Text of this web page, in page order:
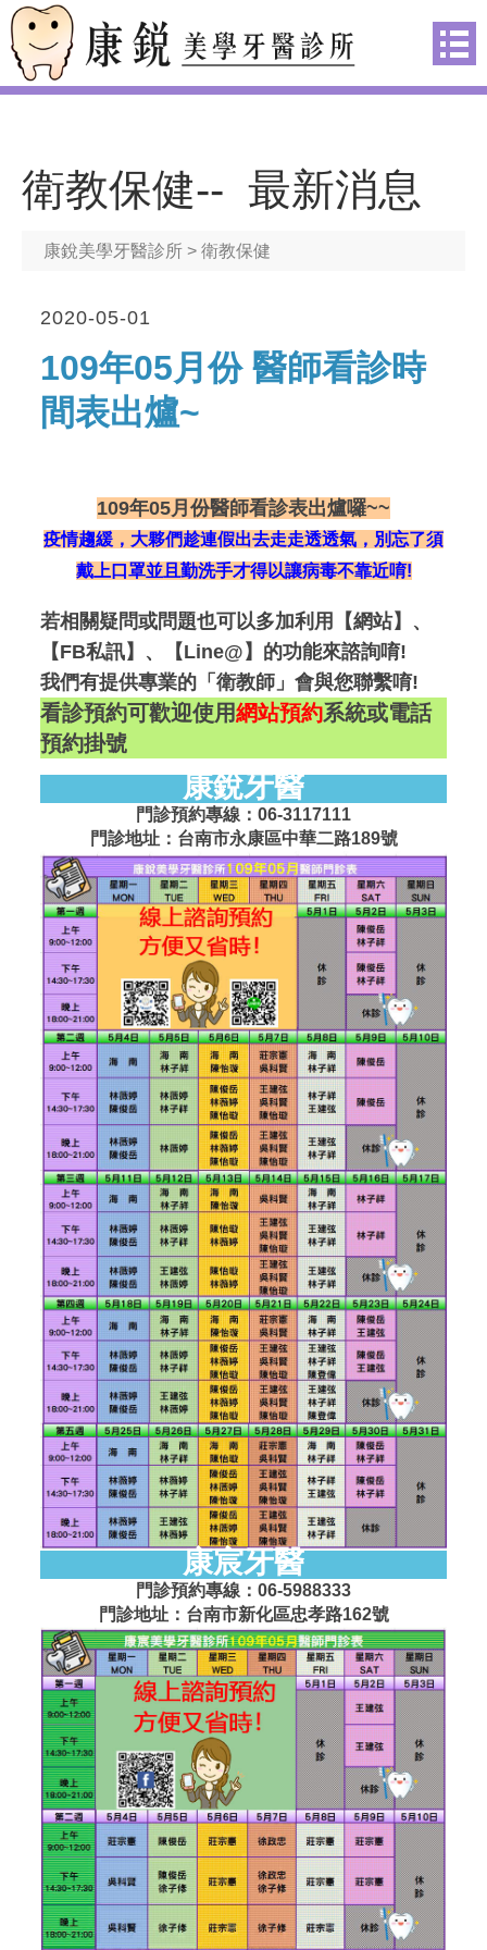
衛教保健-- 最新消息
康銳美學牙醫診所 > 衛教保健
2020-05-01
109年05月份 醫師看診時
間表出爐~
109年05月份醫師看診表出爐囉~~
疫情趨緩，大夥們趁連假出去走走透透氣，別忘了須
戴上口罩並且勤洗手才得以讓病毒不靠近唷!
若相關疑問或問題也可以多加利用【網站】、
【FB私訊】、
【Line@】 的功能來諮詢唷!
我們有提供專業的「衛教師」會與您聯繫唷!
看診預約可歡迎使用網站預約系統或電話
預約掛號
康銳牙醫
門診預約專線：06-3117111
門診地址：台南市永康區中華二路189號
康宸牙醫
門診預約專線：06-5988333
門診地址：台南市新化區忠孝路162號